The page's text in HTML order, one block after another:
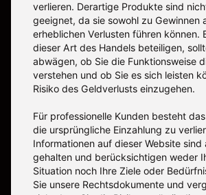
verlieren. Derartige Produkte sind
geeignet, da sie sowohl zu Gewinnen
erheblichen Verlusten führen können.
dieser Art des Handels beteiligen,
abwägen, ob Sie die Funktionsweise
verstehen und ob Sie es sich leisten
Risiko des Geldverlusts einzugehen.
Für professionelle Kunden besteht
die ursprüngliche Einzahlung zu
Informationen auf dieser Website sind
gehalten und berücksichtigen weder
Situation noch Ihre Ziele oder
Sie unsere Rechtsdokumente und